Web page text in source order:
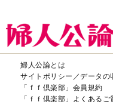
婦人公論とは
サイトポリシー／データの
「ｆｆ倶楽部」会員規約
「ｆｆ倶楽部」よくあるご